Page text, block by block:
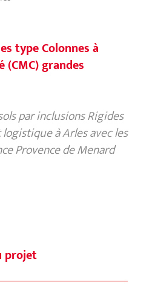
type Colonnes à
grandes
par inclusions Rigides
à Arles avec les
Provence de Menard
projet